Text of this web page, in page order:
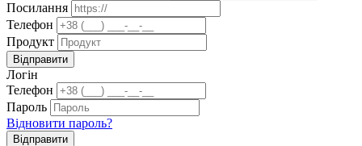
Посилання
Телефон
Продукт
Відправити
Логін
Телефон
Пароль
Відновити пароль?
Відправити